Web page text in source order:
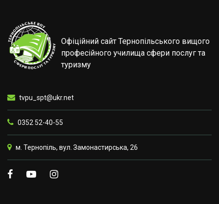
Офіційний сайт Тернопільського вищого
професійного училища сфери послуг та
туризму
tvpu_spt@ukr.net
0352 52-40-55
м. Тернопіль, вул. Замонастирська, 26